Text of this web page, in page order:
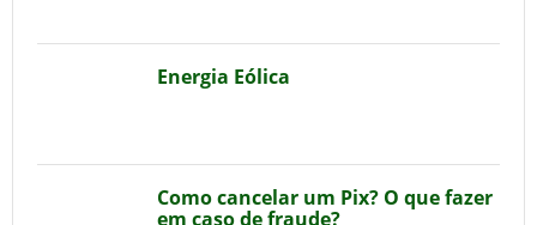
Energia Eólica
Como cancelar um Pix? O que fazer
em caso de fraude?